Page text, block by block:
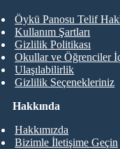
Hakkında
Hakkımızda
Bizimle İletişime Geçin
Öykü Panosu Telif
Kullanım Şartları
Gizlilik Politikası
Okullar ve Öğrenciler
Ulaşılabilirlik
Gizlilik Seçenekleriniz